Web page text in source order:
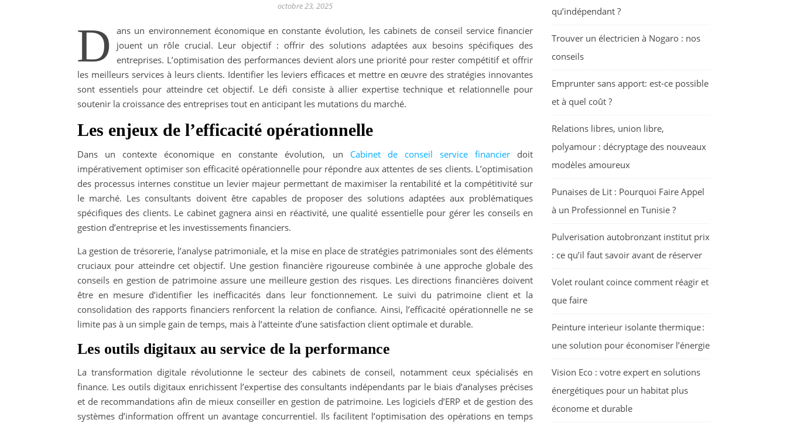
octobre 23, 2025
D ans un environnement économique en constante évolution, les cabinets de conseil service financier
jouent un rôle crucial. Leur objectif : offrir des solutions adaptées aux besoins spécifiques des
entreprises. L’optimisation des performances devient alors une priorité pour rester compétitif et offrir
les meilleurs services à leurs clients. Identifier les leviers efficaces et mettre en œuvre des stratégies innovantes
sont essentiels pour atteindre cet objectif. Le défi consiste à allier expertise technique et relationnelle pour
soutenir la croissance des entreprises tout en anticipant les mutations du marché.
Les enjeux de l’efficacité opérationnelle
Dans un contexte économique en constante évolution, un Cabinet de conseil service financierdoit
impérativement optimiser son efficacité opérationnelle pour répondre aux attentes de ses clients. L’optimisation
des processus internes constitue un levier majeur permettant de maximiser la rentabilité et la compétitivité sur
le marché. Les consultants doivent être capables de proposer des solutions adaptées aux problématiques
spécifiques des clients. Le cabinet gagnera ainsi en réactivité, une qualité essentielle pour gérer les conseils en
gestion d’entreprise et les investissements financiers.
La gestion de trésorerie, l’analyse patrimoniale, et la mise en place de stratégies patrimoniales sont des éléments
cruciaux pour atteindre cet objectif. Une gestion financière rigoureuse combinée à une approche globale des
conseils en gestion de patrimoine assure une meilleure gestion des risques. Les directions financières doivent
être en mesure d’identifier les inefficacités dans leur fonctionnement. Le suivi du patrimoine client et la
consolidation des rapports financiers renforcent la relation de confiance. Ainsi, l’efficacité opérationnelle ne se
limite pas à un simple gain de temps, mais à l’atteinte d’une satisfaction client optimale et durable.
Les outils digitaux au service de la performance
La transformation digitale révolutionne le secteur des cabinets de conseil, notamment ceux spécialisés en
finance. Les outils digitaux enrichissent l’expertise des consultants indépendants par le biais d’analyses précises
et de recommandations afin de mieux conseiller en gestion de patrimoine. Les logiciels d’ERP et de gestion des
systèmes d’information offrent un avantage concurrentiel. Ils facilitent l’optimisation des opérations en temps
qu’indépendant ?
Trouver un électricien à Nogaro : nos
conseils
Emprunter sans apport: est-ce possible
et à quel coût ?
Relations libres, union libre,
polyamour : décryptage des nouveaux
modèles amoureux
Punaises de Lit : Pourquoi Faire Appel
à un Professionnel en Tunisie ?
Pulverisation autobronzant institut prix
: ce qu’il faut savoir avant de réserver
Volet roulant coince comment réagir et
que faire
Peinture interieur isolante thermique :
une solution pour économiser l’énergie
Vision Eco : votre expert en solutions
énergétiques pour un habitat plus
économe et durable